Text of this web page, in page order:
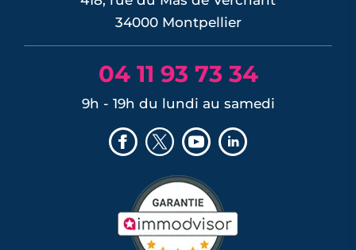
34000 Montpellier
04 11 93 73 34
9h - 19h du lundi au samedi